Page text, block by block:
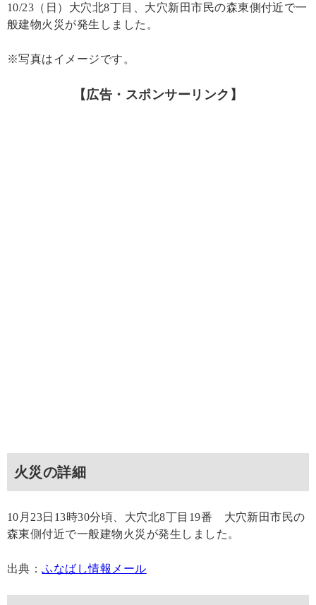
10/23（日）大穴北8丁目、大穴新田市民の森東側付近で一
般建物火災が発生しました。
※写真はイメージです。
【広告・スポンサーリンク】
火災の詳細
10月23日13時30分頃、大穴北8丁目19番 大穴新田市民の
森東側付近で一般建物火災が発生しました。
出典：ふなばし情報メール